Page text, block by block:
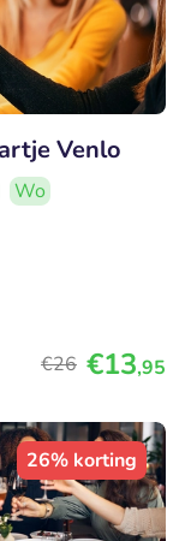
Venlo
Wo
€26 €13,95
26% korting